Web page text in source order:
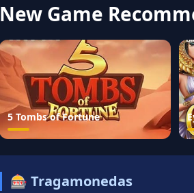
New Game
5 Tombs of Fortune
🎰 Tragamonedas